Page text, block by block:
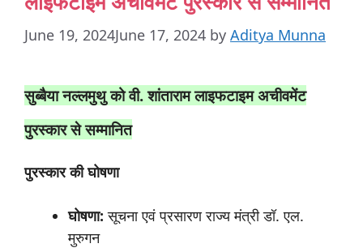
June 19, 2024June 17, 2024 by Aditya Munna
सुब्बैयानल्लमुथुकोवी.शांतारामलाइफटाइमअचीवमेंट
पुरस्कार से सम्मानित
पुरस्कारकीघोषणा
घोषणा: सूचना एवं प्रसारण राज्य मंत्री डॉ. एल.
मुरुगन